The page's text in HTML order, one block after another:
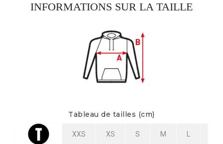
INFORMATIONS SUR LA TAILLE
Tableau de tailles (cm)
XXS XS S M L